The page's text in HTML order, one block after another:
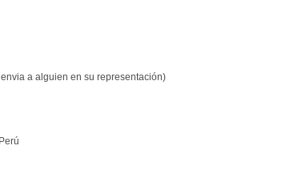
a alguien en su representación)